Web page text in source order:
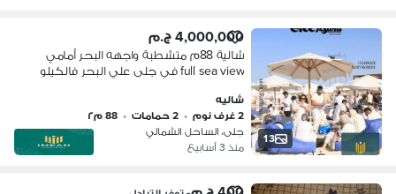
13
4,000,000 ج.م
شالية 88م متشطبة واجهه البحر أمامي
full sea view في جلى علي البحر فالكيلو
شاليه
2 غرف نوم
• 2 حمامات • 88 م٢
جلى، الساحل الشمالي
منذ 3 أسابيع